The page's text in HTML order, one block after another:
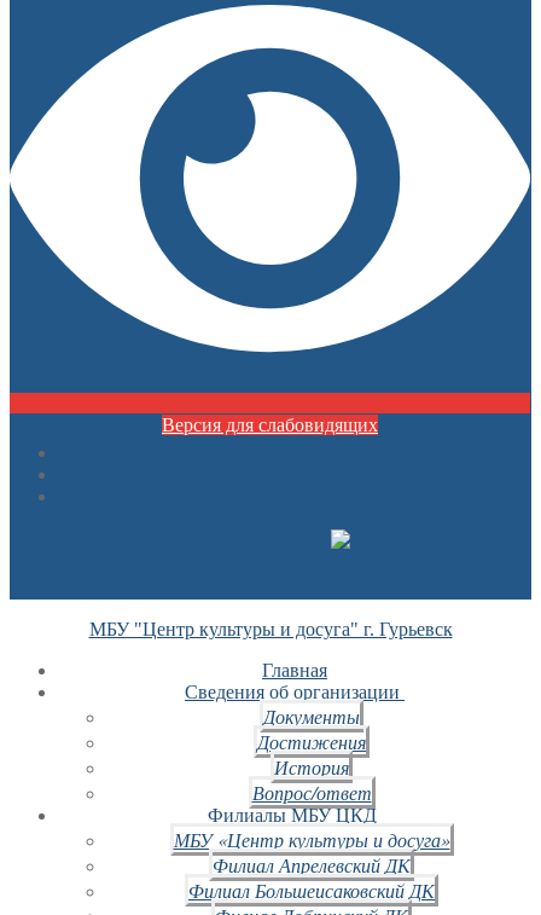
Версия для слабовидящих
МБУ "Центр культуры и досуга" г. Гурьевск
Главная
Сведения об организации
Документы
Достижения
История
Вопрос/ответ
Филиалы МБУ ЦКД
МБУ «Центр культуры и досуга»
Филиал Апрелевский ДК
Филиал Большеисаковский ДК